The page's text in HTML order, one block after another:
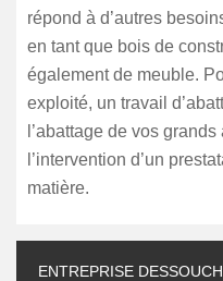
répond à d’autres
en tant que bois de
également de meuble.
exploité, un travail
l’abattage de vos
l’intervention d’un
matière.
ENTREPRISE